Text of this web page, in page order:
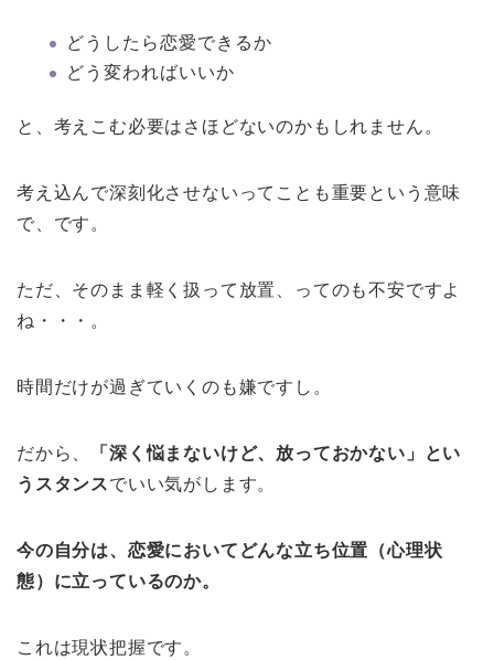
どうしたら恋愛できるか
どう変わればいいか
と、考えこむ必要はさほどないのかもしれません。
考え込んで深刻化させないってことも重要という意味
で、です。
ただ、そのまま軽く扱って放置、ってのも不安ですよ
ね・・・。
時間だけが過ぎていくのも嫌ですし。
だから、
「深く悩まないけど、放っておかない」とい
うスタンスでいい気がします。
今の自分は、恋愛においてどんな立ち位置（心理状
態）に立っているのか。
これは現状把握です。